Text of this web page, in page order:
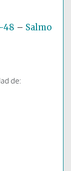
48 – Salmo
de: